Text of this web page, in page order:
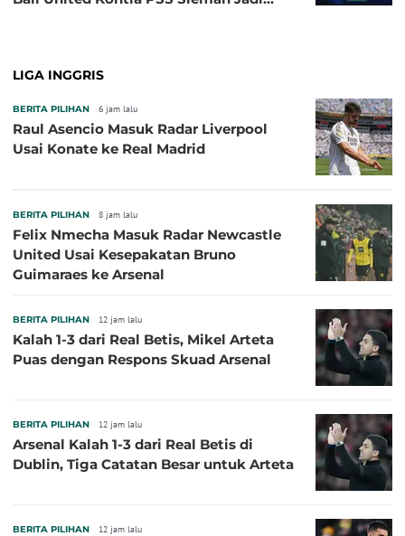
LIGA INGGRIS
BERITA PILIHAN 6 jam lalu
Raul Asencio Masuk Radar Liverpool
Usai Konate ke Real Madrid
BERITA PILIHAN 8 jam lalu
Felix Nmecha Masuk Radar Newcastle
United Usai Kesepakatan Bruno
Guimaraes ke Arsenal
BERITA PILIHAN 12 jam lalu
Kalah 1-3 dari Real Betis, Mikel Arteta
Puas dengan Respons Skuad Arsenal
BERITA PILIHAN 12 jam lalu
Arsenal Kalah 1-3 dari Real Betis di
Dublin, Tiga Catatan Besar untuk Arteta
BERITA PILIHAN 12 jam lalu